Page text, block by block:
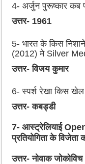
4-अर्जुन पुरूष्कार कब
उत्तर- 1961
5-भारत के किस
(2012) मेSilver
उत्तर- विजय कुमार
6-स्पर्श रेखा किस
उत्तर- कबड्डी
7-आस्ट्रेलियाई
प्रतियोगिता के विजेता
उत्तर- नोवाक जोकोविच